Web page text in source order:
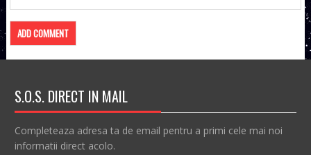
S.O.S. DIRECT IN MAIL
Completeaza adresa ta de email pentru a primi cele mai noi
informatii direct acolo.